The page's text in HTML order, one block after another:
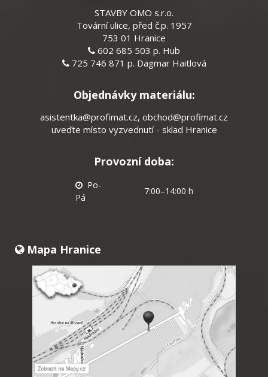
STAVBY OMO s.r.o.
Tovární ulice, před č.p. 1957
753 01 Hranice
602 685 503 p. Hub
725 746 871 p. Dagmar Haitlová
Objednávky materiálu:
asistentka@profimat.cz, obchod@profimat.cz
uveďte místo vyzvednutí - sklad Hranice
Provozní doba:
Po-
Pá
7:00–14:00 h
Mapa Hranice